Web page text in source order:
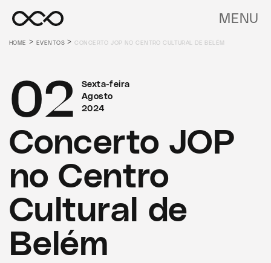
MENU
HOME >EVENTOS >CONCERTO JOP NO CENTRO CULTURAL DE BELÉM
Sexta-feira
Agosto
2024
02
Concerto JOP
no Centro
Cultural de
Belém